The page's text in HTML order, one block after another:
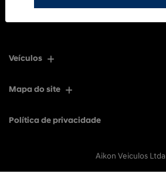
Veículos
Mapa do site
Política de privacidade
Aikon Veiculos Ltda